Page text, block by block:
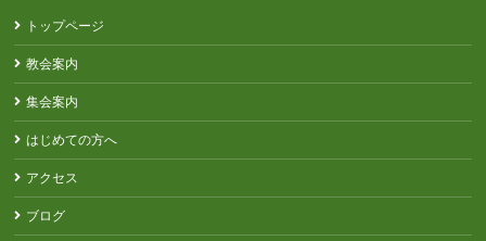
トップページ
教会案内
集会案内
はじめての方へ
アクセス
ブログ